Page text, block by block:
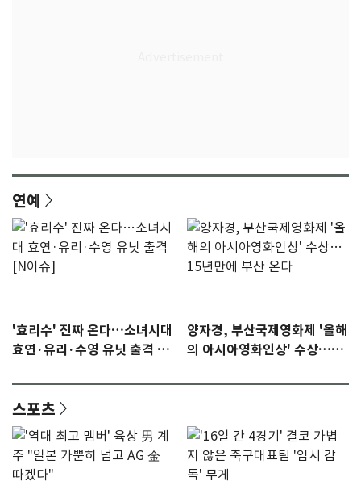
연예
'효리수' 진짜 온다…소녀시대
효연·유리·수영 유닛 출격 [N
양자경, 부산국제영화제 '올해
의 아시아영화인상' 수상…15
스포츠